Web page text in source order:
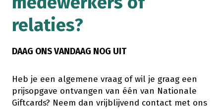
relaties?
DAAG ONS VANDAAG NOG UIT
Heb je een algemene vraag of wil je graag een
prijsopgave ontvangen van één van Nationale
Giftcards? Neem dan vrijblijvend contact met ons